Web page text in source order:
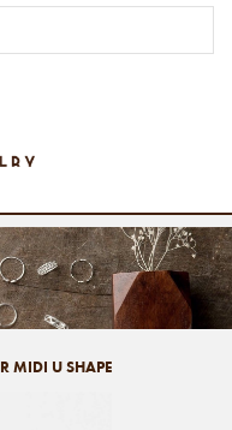
R MIDI U SHAPE